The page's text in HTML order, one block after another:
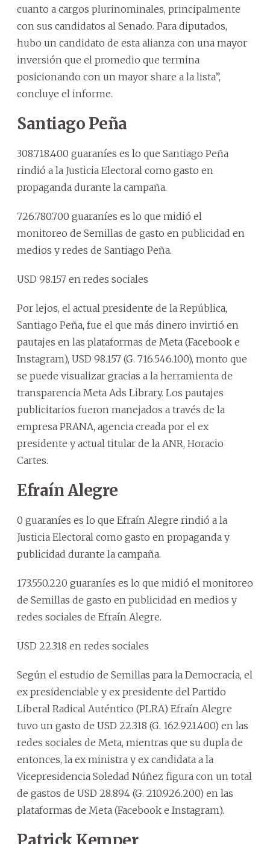
cuanto a cargos plurinominales, principalmente
con sus candidatos al Senado. Para diputados,
hubo un candidato de esta alianza con una mayor
inversión que el promedio que termina
posicionando con un mayor share a la lista”,
concluye el informe.
Santiago Peña
308.718.400 guaraníes es lo que Santiago Peña
rindió a la Justicia Electoral como gasto en
propaganda durante la campaña.
726.780.700 guaraníes es lo que midió el
monitoreo de Semillas de gasto en publicidad en
medios y redes de Santiago Peña.
USD 98.157 en redes sociales
Por lejos, el actual presidente de la República,
Santiago Peña, fue el que más dinero invirtió en
pautajes en las plataformas de Meta (Facebook e
Instagram), USD 98.157 (G. 716.546.100), monto que
se puede visualizar gracias a la herramienta de
transparencia Meta Ads Library. Los pautajes
publicitarios fueron manejados a través de la
empresa PRANA, agencia creada por el ex
presidente y actual titular de la ANR, Horacio
Cartes.
Efraín Alegre
0 guaraníes es lo que Efraín Alegre rindió a la
Justicia Electoral como gasto en propaganda y
publicidad durante la campaña.
173.550.220 guaraníes es lo que midió el monitoreo
de Semillas de gasto en publicidad en medios y
redes sociales de Efraín Alegre.
USD 22.318 en redes sociales
Según el estudio de Semillas para la Democracia, el
ex presidenciable y ex presidente del Partido
Liberal Radical Auténtico (PLRA) Efraín Alegre
tuvo un gasto de USD 22.318 (G. 162.921.400) en las
redes sociales de Meta, mientras que su dupla de
entonces, la ex ministra y ex candidata a la
Vicepresidencia Soledad Núñez figura con un total
de gastos de USD 28.894 (G. 210.926.200) en las
plataformas de Meta (Facebook e Instagram).
Patrick Kemper